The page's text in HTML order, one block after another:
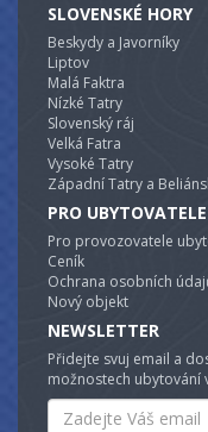
SLOVENSKÉ HORY
Beskydy a Javorníky
Liptov
Malá Faktra
Nízké Tatry
Slovenský ráj
Velká Fatra
Vysoké Tatry
Západní Tatry a
PRO UBYTOVATELE
Pro provozovatele
Ceník
Ochrana osobních
Nový objekt
NEWSLETTER
Přidejte svuj email a
možnostech ubytování
Email